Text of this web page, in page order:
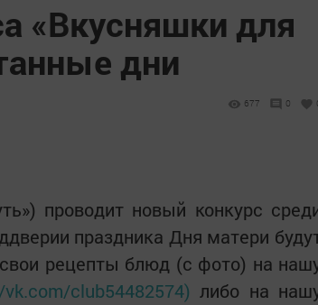
«Вкусняшки для
дни
677 0
проводит новый конкурс
праздника Дня матери
рецепты блюд (с фото) на
club54482574) либо на